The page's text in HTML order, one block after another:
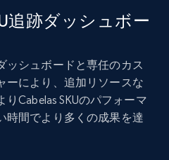
name, Manufacturer,
今すぐ始める
products by
追跡ダッシュボー
ッシュボードと専任のカス
ーにより、追加リソースな
Cabelas SKUのパフォーマ
時間でより多くの成果を達